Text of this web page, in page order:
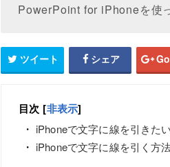
PowerPoint for iPhoneを使
ツイート シェア
目次 [非表示]
iPhoneで文字に線を引きた
iPhoneで文字に線を引く方